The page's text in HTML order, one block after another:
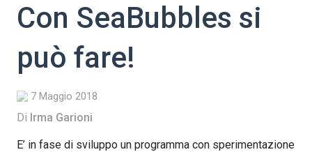
Con SeaBubbles si
può fare!
7 Maggio 2018
Di Irma Garioni
E’ in fase di sviluppo un programma con sperimentazione